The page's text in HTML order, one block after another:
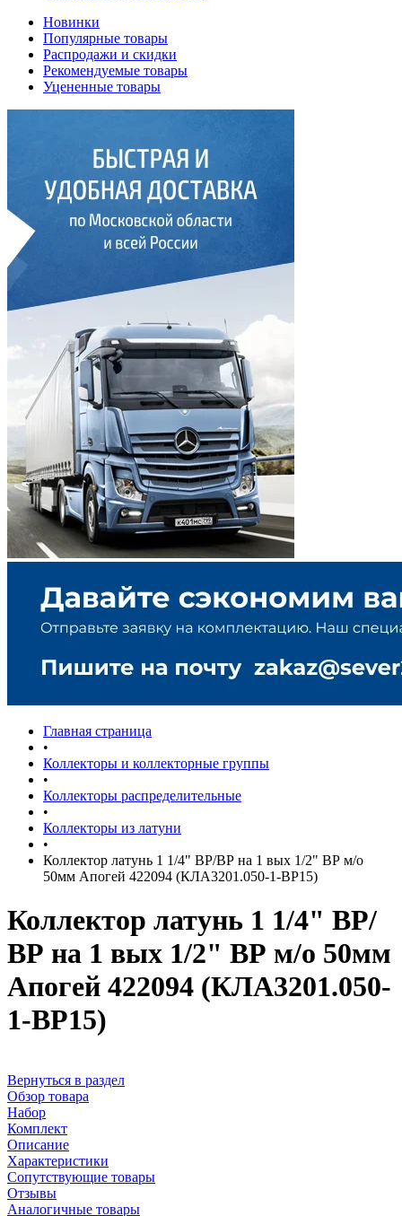
Новинки
Популярные товары
Распродажи и скидки
Рекомендуемые товары
Уцененные товары
Главная страница
•
Коллекторы и коллекторные группы
•
Коллекторы распределительные
•
Коллекторы из латуни
•
Коллектор латунь 1 1/4" ВР/ВР на 1 вых 1/2" ВР м/о
50мм Апогей 422094 (КЛА3201.050-1-ВР15)
Коллектор латунь 1 1/4" ВР/
ВР на 1 вых 1/2" ВР м/о 50мм
Апогей 422094 (КЛА3201.050-
1-ВР15)
Вернуться в раздел
Обзор товара
Набор
Комплект
Описание
Характеристики
Сопутствующие товары
Отзывы
Аналогичные товары